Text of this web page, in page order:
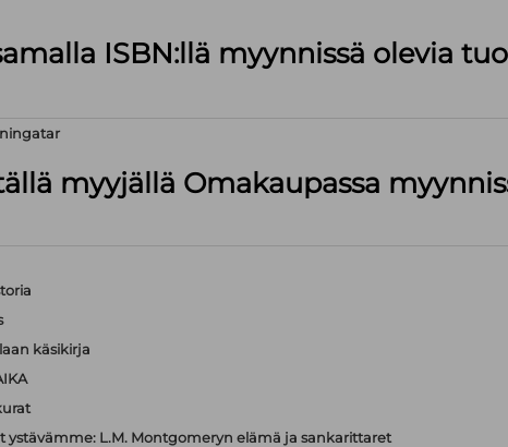
ISBN:llä myynnissä olevia
myyjällä Omakaupassa
käsikirja
ystävämme: L.M. Montgomeryn elämä ja sankarittaret